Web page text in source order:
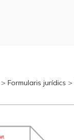
> Formularis jurídics >